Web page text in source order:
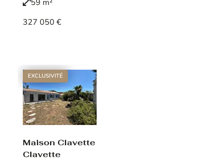
59 m²
327 050 €
EXCLUSIVITÉ
Maison Clavette
Clavette